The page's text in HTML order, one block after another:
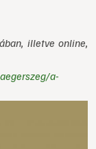
illetve online,
a-